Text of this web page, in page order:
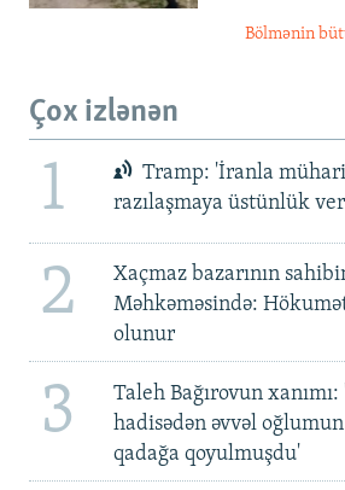
Bölmənin
Çox izlənən
1
Tramp: 'İranla
razılaşmaya üstünlük
2
Xaçmaz bazarının
Məhkəməsində:
olunur
3
Taleh Bağırovun
hadisədən əvvəl oğlumun
qadağa qoyulmuşdu'